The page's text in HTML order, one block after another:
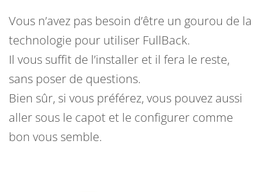
Vous n’avez pas besoin d’être un gourou de la
technologie pour utiliser FullBack.
Il vous suffit de l’installer et il fera le reste,
sans poser de questions.
Bien sûr, si vous préférez, vous pouvez aussi
aller sous le capot et le configurer comme
bon vous semble.